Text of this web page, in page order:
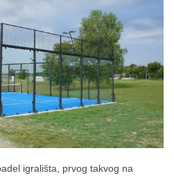
igrališta, prvog takvog na